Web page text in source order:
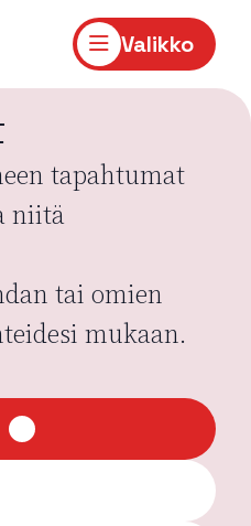
Valikko
tapahtumat
niitä
tai omien
mukaan.